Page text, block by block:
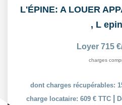
, L
Loyer 715
charges
dont charges récupérables:
charge locataire: 609 € TTC